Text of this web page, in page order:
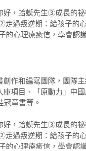
怎樣增強內心的歸屬感
何擺脫成癮的困境
雨下
誠實是一種高貴的道德
好，蛤蟆先生③成長的
走過叛逆期：給孩子的
的心理療癒信，學會認
創作和編寫團隊，團隊
庫項目、「原動力」中
冠童書等。
好，蛤蟆先生③成長的
走過叛逆期：給孩子的
的心理療癒信，學會認